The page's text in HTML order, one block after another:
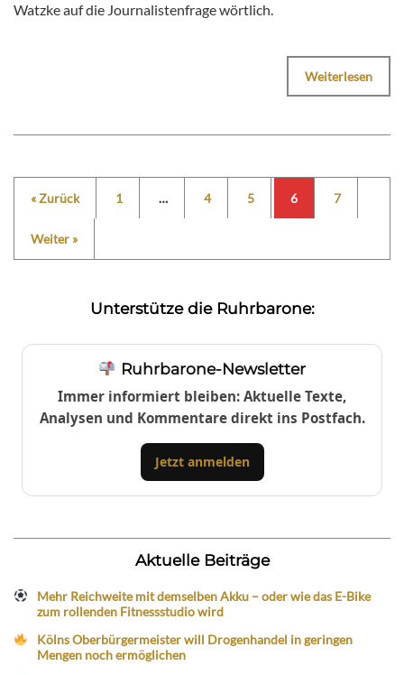
Watzke auf die Journalistenfrage wörtlich.
Weiterlesen
« Zurück 1 … 4 5 6 7
Weiter »
Unterstütze die Ruhrbarone:
Ruhrbarone-Newsletter
Immer informiert bleiben: Aktuelle Texte,
Analysen und Kommentare direkt ins Postfach.
Jetzt anmelden
Aktuelle Beiträge
Mehr Reichweite mit demselben Akku – oder wie das E-Bike
zum rollenden Fitnessstudio wird
Kölns Oberbürgermeister will Drogenhandel in geringen
Mengen noch ermöglichen